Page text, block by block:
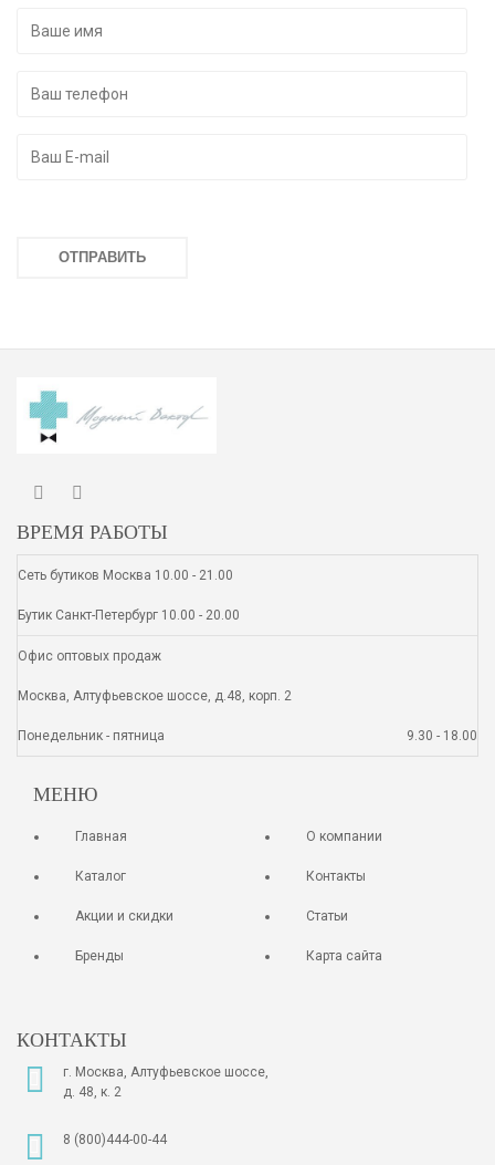
ВРЕМЯ РАБОТЫ
Сеть бутиков Москва 10.00 - 21.00
Бутик Санкт-Петербург 10.00 - 20.00
Офис оптовых продаж
Москва, Алтуфьевское шоссе, д.48, корп. 2
Понедельник - пятница 9.30 - 18.00
МЕНЮ
Главная
Каталог
Акции и скидки
Бренды
О компании
Контакты
Статьи
Карта сайта
КОНТАКТЫ
г. Москва, Алтуфьевское шоссе,
д. 48, к. 2
8 (800)444-00-44